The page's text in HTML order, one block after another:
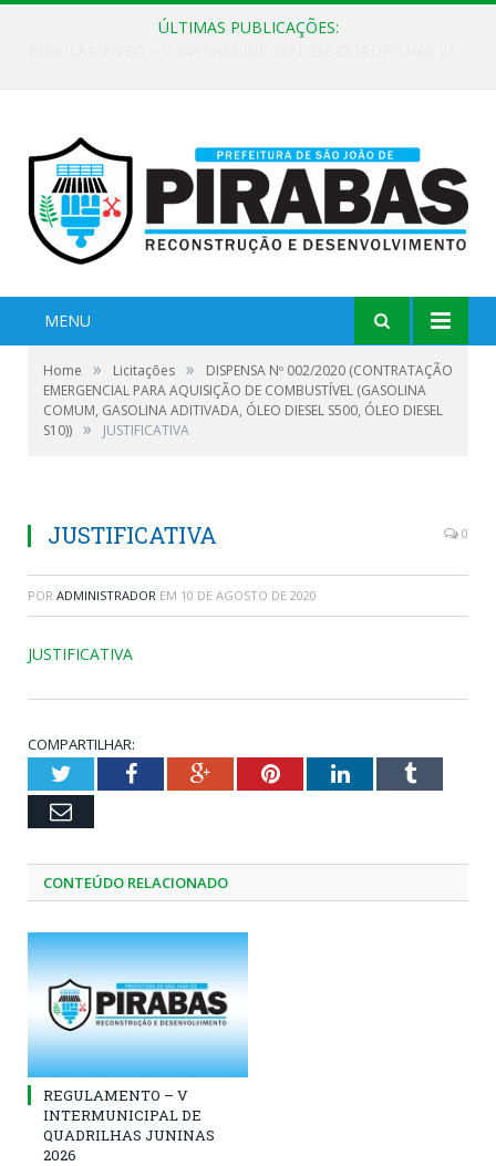
ÚLTIMAS PUBLICAÇÕES:
MENU
Home » Licitações »
DISPENSA Nº 002/2020 (CONTRATAÇÃO
EMERGENCIAL PARA AQUISIÇÃO DE COMBUSTÍVEL (GASOLINA
COMUM, GASOLINA ADITIVADA, ÓLEO DIESEL S500, ÓLEO DIESEL
S10)) » JUSTIFICATIVA
JUSTIFICATIVA 0
POR ADMINISTRADOR EM 10 DE AGOSTO DE 2020
JUSTIFICATIVA
COMPARTILHAR:
TwitterFacebookGoogle+PinterestLinkedInTumblr
Email
CONTEÚDO RELACIONADO
REGULAMENTO – V
INTERMUNICIPAL DE
QUADRILHAS JUNINAS
2026